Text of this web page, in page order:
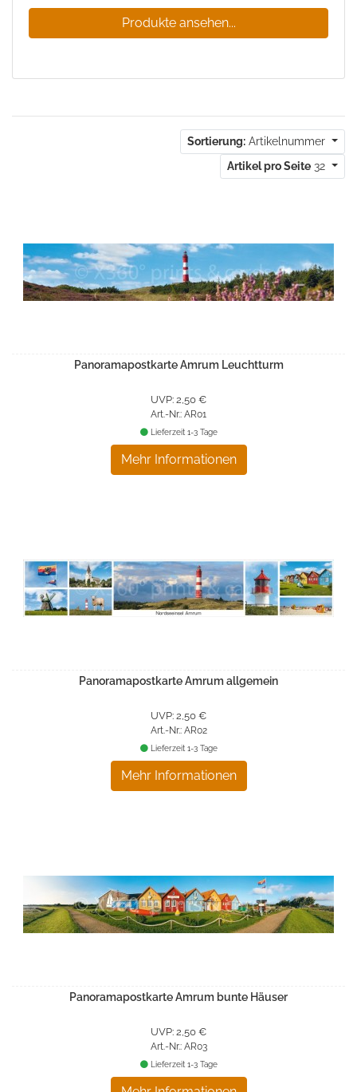
Produkte ansehen...
Sortierung: Artikelnummer
Artikel pro Seite 32
Panoramapostkarte Amrum Leuchtturm
UVP: 2,50 €
Art.-Nr.: AR01
Mehr Informationen
Lieferzeit 1-3 Tage
Panoramapostkarte Amrum allgemein
UVP: 2,50 €
Art.-Nr.: AR02
Mehr Informationen
Lieferzeit 1-3 Tage
Panoramapostkarte Amrum bunte Häuser
UVP: 2,50 €
Art.-Nr.: AR03
Lieferzeit 1-3 Tage